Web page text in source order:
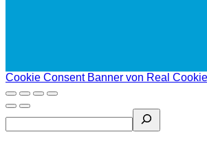
Cookie Consent Banner von Real